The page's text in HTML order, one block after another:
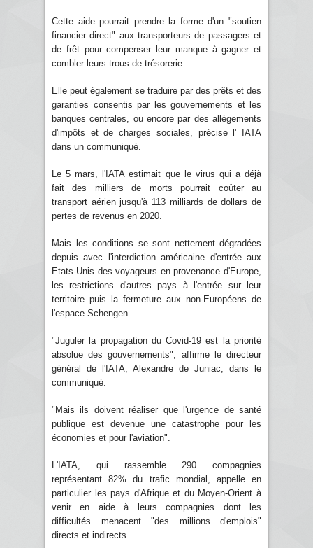
Cette aide pourrait prendre la forme d'un "soutien
financier direct" aux transporteurs de passagers et
de frêt pour compenser leur manque à gagner et
combler leurs trous de trésorerie.
Elle peut également se traduire par des prêts et des
garanties consentis par les gouvernements et les
banques centrales, ou encore par des allégements
d'impôts et de charges sociales, précise l' IATA
dans un communiqué.
Le 5 mars, l'IATA estimait que le virus qui a déjà
fait des milliers de morts pourrait coûter au
transport aérien jusqu'à 113 milliards de dollars de
pertes de revenus en 2020.
Mais les conditions se sont nettement dégradées
depuis avec l'interdiction américaine d'entrée aux
Etats-Unis des voyageurs en provenance d'Europe,
les restrictions d'autres pays à l'entrée sur leur
territoire puis la fermeture aux non-Européens de
l'espace Schengen.
"Juguler la propagation du Covid-19 est la priorité
absolue des gouvernements", affirme le directeur
général de l'IATA, Alexandre de Juniac, dans le
communiqué.
"Mais ils doivent réaliser que l'urgence de santé
publique est devenue une catastrophe pour les
économies et pour l'aviation".
L'IATA, qui rassemble 290 compagnies
représentant 82% du trafic mondial, appelle en
particulier les pays d'Afrique et du Moyen-Orient à
venir en aide à leurs compagnies dont les
difficultés menacent "des millions d'emplois"
directs et indirects.